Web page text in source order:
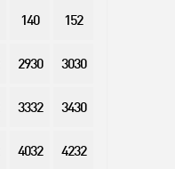
140 152
2930 3030
3332 3430
4032 4232